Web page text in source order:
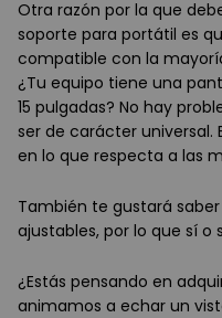
Otra razón por la que
soporte para portátil es
compatible con la
¿Tu equipo tiene una
15 pulgadas? No hay
ser de carácter
en lo que respecta a las
También te gustará
ajustables, por lo que sí
¿Estás pensando en
animamos a echar un